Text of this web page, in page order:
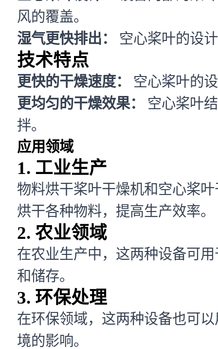
风的覆盖。
湿气更快排出：
空心桨叶的设
技术特点
更快的干燥速度：
空心桨叶的
更均匀的干燥效果：
空心桨叶
拌。
应用领域
1. 工业生产
物料烘干桨叶干燥机和空心桨
烘干各种物料，提高生产效率。
2. 农业领域
在农业生产中，这两种设备可
和储存。
3. 环保处理
在环保领域，这两种设备也可
境的影响。